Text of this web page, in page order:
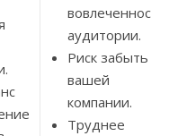
вовлеченность
аудитории.
Риск забыть о
вашей
компании.
Труднее